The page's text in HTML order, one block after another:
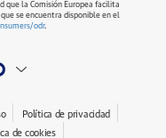
que la Comisión Europea facilita
se encuentra disponible en el
odr.
Política de privacidad
de cookies